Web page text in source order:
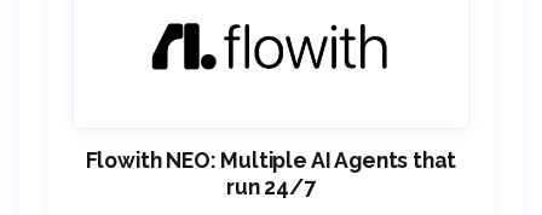
Flowith NEO: Multiple AI Agents that
run 24/7